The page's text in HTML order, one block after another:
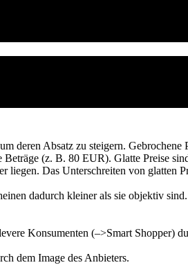
deren Absatz zu steigern.
(z. B. 80 EUR). Glatte Preise
Das Unterschreiten von glatten
dadurch kleiner als sie objektiv sind.
Konsumenten (–>Smart Shopper)
dem Image des Anbieters.